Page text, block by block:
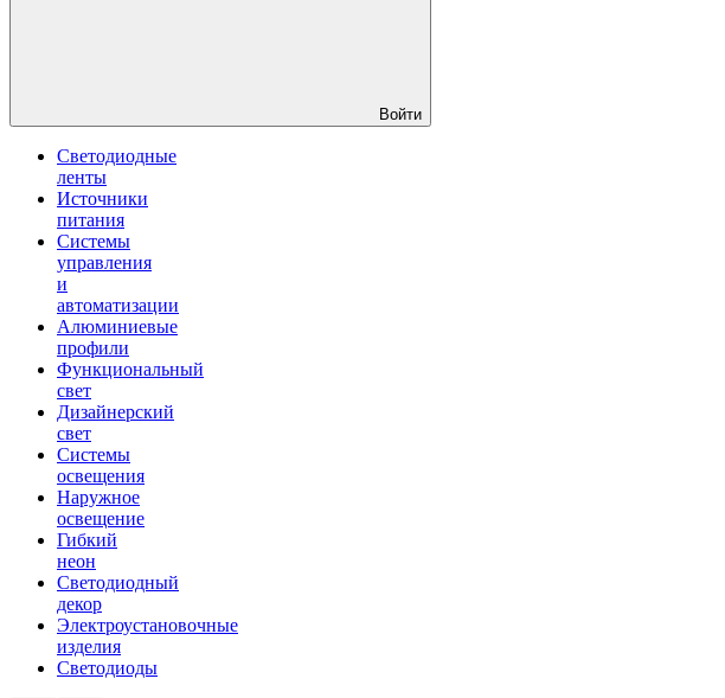
Войти
Светодиодные
ленты
Источники
питания
Системы
управления
и
автоматизации
Алюминиевые
профили
Функциональный
свет
Дизайнерский
свет
Системы
освещения
Наружное
освещение
Гибкий
неон
Светодиодный
декор
Электроустановочные
изделия
Светодиоды